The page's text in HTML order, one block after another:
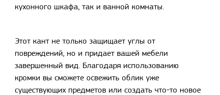
кухонного шкафа, так и ванной комнаты.
Этот кант не только защищает углы от
повреждений, но и придает вашей мебели
завершенный вид. Благодаря использованию
кромки вы сможете освежить облик уже
существующих предметов или создать что-то новое